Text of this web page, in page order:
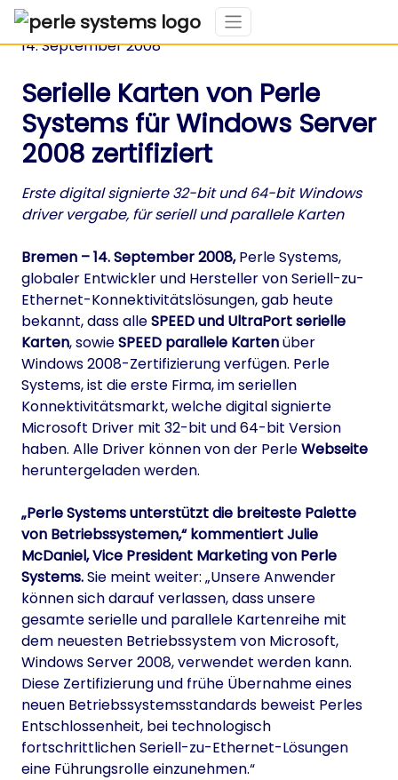
14. September 2008
Serielle Karten von Perle
Systems für Windows Server
2008 zertifiziert
Erste digital signierte 32-bit und 64-bit Windows
driver vergabe, für seriell und parallele Karten
Bremen – 14. September 2008,Perle Systems,
globaler Entwickler und Hersteller von Seriell-zu-
Ethernet-Konnektivitätslösungen, gab heute
bekannt, dass alleSPEED und UltraPort serielle
Karten, sowieSPEED parallele Kartenüber
Windows 2008-Zertifizierung verfügen. Perle
Systems, ist die erste Firma, im seriellen
Konnektivitätsmarkt, welche digital signierte
Microsoft Driver mit 32-bit und 64-bit Version
haben. Alle Driver können von der PerleWebseite
heruntergeladen werden.
„Perle Systems unterstützt die breiteste Palette
von Betriebssystemen,“ kommentiert Julie
McDaniel, Vice President Marketing von Perle
Systems.Sie meint weiter: „Unsere Anwender
können sich darauf verlassen, dass unsere
gesamte serielle und parallele Kartenreihe mit
dem neuesten Betriebssystem von Microsoft,
Windows Server 2008, verwendet werden kann.
Diese Zertifizierung und frühe Übernahme eines
neuen Betriebssystemsstandards beweist Perles
Entschlossenheit, bei technologisch
fortschrittlichen Seriell-zu-Ethernet-Lösungen
eine Führungsrolle einzunehmen.“